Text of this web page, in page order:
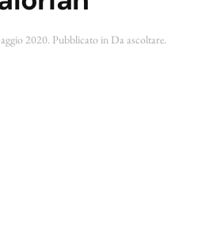
2020. Pubblicato in Da ascoltare.